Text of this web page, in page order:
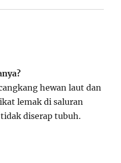
hewan laut dan
lemak di saluran
diserap tubuh.